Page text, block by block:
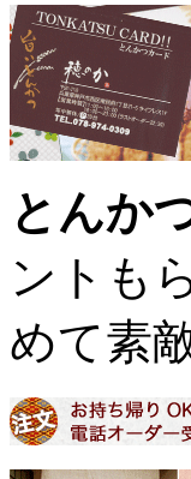
とんか
ントも
めて素